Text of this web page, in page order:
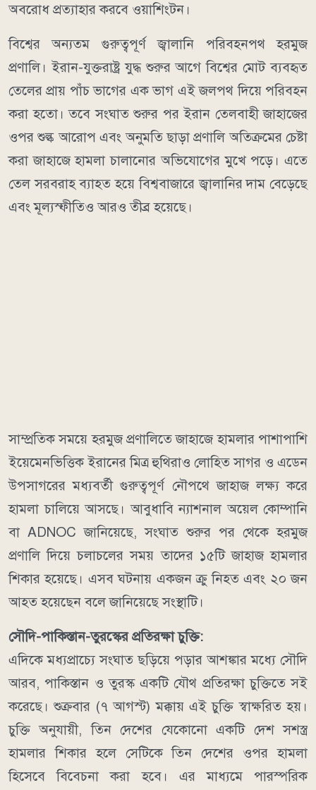
অবরোধ প্রত্যাহার করবে ওয়াশিংটন।
বিশ্বের অন্যতম গুরুত্বপূর্ণ জ্বালানি পরিবহনপথ হরমুজ
প্রণালি। ইরান-যুক্তরাষ্ট্র যুদ্ধ শুরুর আগে বিশ্বের মোট ব্যবহৃত
তেলের প্রায় পাঁচ ভাগের এক ভাগ এই জলপথ দিয়ে পরিবহন
করা হতো। তবে সংঘাত শুরুর পর ইরান তেলবাহী জাহাজের
ওপর শুল্ক আরোপ এবং অনুমতি ছাড়া প্রণালি অতিক্রমের চেষ্টা
করা জাহাজে হামলা চালানোর অভিযোগের মুখে পড়ে। এতে
তেল সরবরাহ ব্যাহত হয়ে বিশ্ববাজারে জ্বালানির দাম বেড়েছে
এবং মূল্যস্ফীতিও আরও তীব্র হয়েছে।
সাম্প্রতিক সময়ে হরমুজ প্রণালিতে জাহাজে হামলার পাশাপাশি
ইয়েমেনভিত্তিক ইরানের মিত্র হুথিরাও লোহিত সাগর ও এডেন
উপসাগরের মধ্যবর্তী গুরুত্বপূর্ণ নৌপথে জাহাজ লক্ষ্য করে
হামলা চালিয়ে আসছে।আবুধাবি ন্যাশনাল অয়েল কোম্পানি
বা ADNOC জানিয়েছে, সংঘাত শুরুর পর থেকে হরমুজ
প্রণালি দিয়ে চলাচলের সময় তাদের ১৫টি জাহাজ হামলার
শিকার হয়েছে। এসব ঘটনায় একজন ক্রু নিহত এবং ২০ জন
আহত হয়েছেন বলে জানিয়েছে সংস্থাটি।
সৌদি-পাকিস্তান-তুরস্কের প্রতিরক্ষা চুক্তি:
এদিকে মধ্যপ্রাচ্যে সংঘাত ছড়িয়ে পড়ার আশঙ্কার মধ্যে সৌদি
আরব, পাকিস্তান ও তুরস্ক একটি যৌথ প্রতিরক্ষা চুক্তিতে সই
করেছে। শুক্রবার (৭ আগস্ট) মক্কায় এই চুক্তি স্বাক্ষরিত হয়।
চুক্তি অনুযায়ী, তিন দেশের যেকোনো একটি দেশ সশস্ত্র
হামলার শিকার হলে সেটিকে তিন দেশের ওপর হামলা
হিসেবে বিবেচনা করা হবে। এর মাধ্যমে পারস্পরিক